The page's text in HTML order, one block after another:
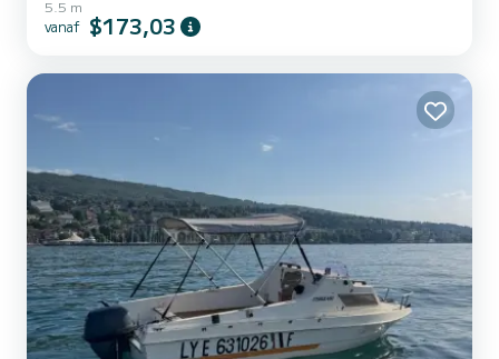
Ideaal voor uitstapjes met familie, vrienden of om watersporten te
beoefenen, biedt het u comfort en plezier. Zijn MerCruiser 3.0 LX-
5.5 m
vanaf $173,03